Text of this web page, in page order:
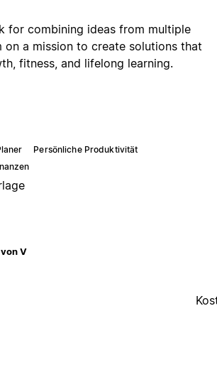
for combining ideas from multiple
on a mission to create solutions that
fitness, and lifelong learning.
Persönliche Produktivität
V